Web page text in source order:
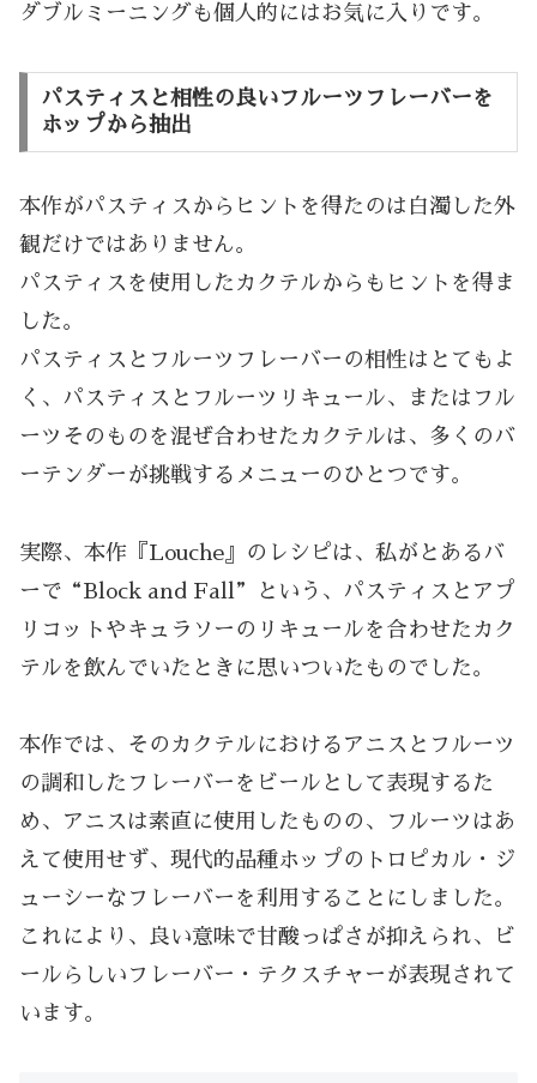
ダブルミーニングも個人的にはお気に入りです。
パスティスと相性の良いフルーツフレーバーを
ホップから抽出
本作がパスティスからヒントを得たのは白濁した外
観だけではありません。
パスティスを使用したカクテルからもヒントを得ま
した。
パスティスとフルーツフレーバーの相性はとてもよ
く、パスティスとフルーツリキュール、またはフル
ーツそのものを混ぜ合わせたカクテルは、多くのバ
ーテンダーが挑戦するメニューのひとつです。
実際、本作『Louche』のレシピは、私がとあるバ
ーで“Block and Fall”という、パスティスとアプ
リコットやキュラソーのリキュールを合わせたカク
テルを飲んでいたときに思いついたものでした。
本作では、そのカクテルにおけるアニスとフルーツ
の調和したフレーバーをビールとして表現するた
め、アニスは素直に使用したものの、フルーツはあ
えて使用せず、現代的品種ホップのトロピカル・ジ
ューシーなフレーバーを利用することにしました。
これにより、良い意味で甘酸っぱさが抑えられ、ビ
ールらしいフレーバー・テクスチャーが表現されて
います。